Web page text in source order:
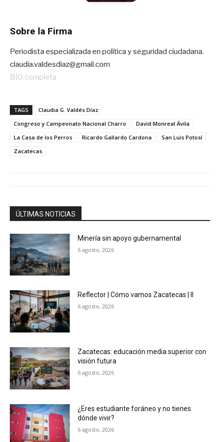
Sobre la Firma
Periodista especializada en política y seguridad ciudadana.
claudia.valdesdiaz@gmail.com
BIO completa
TAGS
Claudia G. Valdés Díaz
Congreso y Campeonato Nacional Charro
David Monreal Ávila
La Casa de los Perros
Ricardo Gallardo Cardona
San Luis Potosí
Zacatecas
ÚLTIMAS NOTICIAS
Minería sin apoyo gubernamental
6 agosto, 2026
Reflector | Cómo vamos Zacatecas | II
6 agosto, 2026
Zacatecas: educación media superior con
visión futura
6 agosto, 2026
¿Eres estudiante foráneo y no tienes
dónde vivir?
6 agosto, 2026